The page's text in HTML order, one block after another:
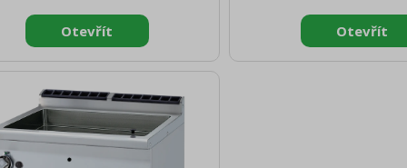
spotřebiče: Elektrické zařízení
typ zařízení: S podestavbou
elektrický [kW]: 5.200 Napájení:
prvků: IPX5 Vnější barva
Nerezové Materiál: AISI 304
chodu a nahřátí Typ vrch
spotřebiče: Plynové
typ zařízení: S
elektrický [kW]: 9.000